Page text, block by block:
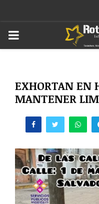
PRIMARY
EXHORTAN EN
MANTENER